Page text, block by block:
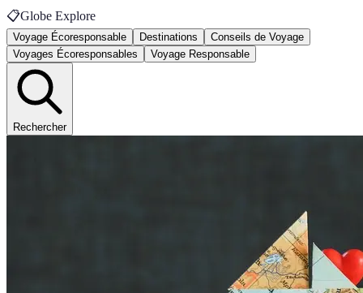
📋Globe Explore
Voyage Écoresponsable Destinations
Conseils de Voyage
Voyages Écoresponsables
Voyage Responsable
Rechercher